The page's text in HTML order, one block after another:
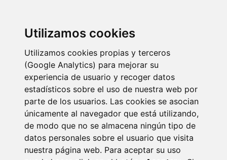
Utilizamos cookies
Utilizamos cookies propias y terceros
(Google Analytics) para mejorar su
experiencia de usuario y recoger datos
estadísticos sobre el uso de nuestra web por
parte de los usuarios. Las cookies se asocian
únicamente al navegador que está utilizando,
de modo que no se almacena ningún tipo de
datos personales sobre el usuario que visita
nuestra página web. Para aceptar su uso